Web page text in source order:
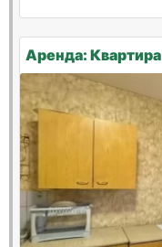
Аренда: Квартира